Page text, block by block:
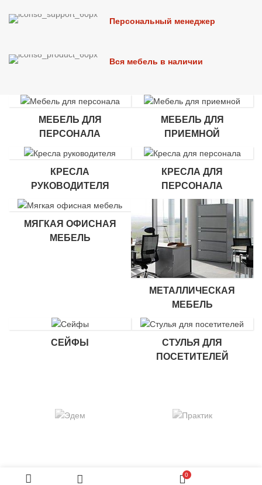
Персональный менеджер
Вся мебель в наличии
МЕБЕЛЬ ДЛЯ
ПЕРСОНАЛА
МЕБЕЛЬ ДЛЯ
ПРИЕМНОЙ
КРЕСЛА
РУКОВОДИТЕЛЯ
КРЕСЛА ДЛЯ
ПЕРСОНАЛА
МЯГКАЯ ОФИСНАЯ
МЕБЕЛЬ
МЕТАЛЛИЧЕСКАЯ
МЕБЕЛЬ
СЕЙФЫ
СТУЛЬЯ ДЛЯ
ПОСЕТИТЕЛЕЙ
0